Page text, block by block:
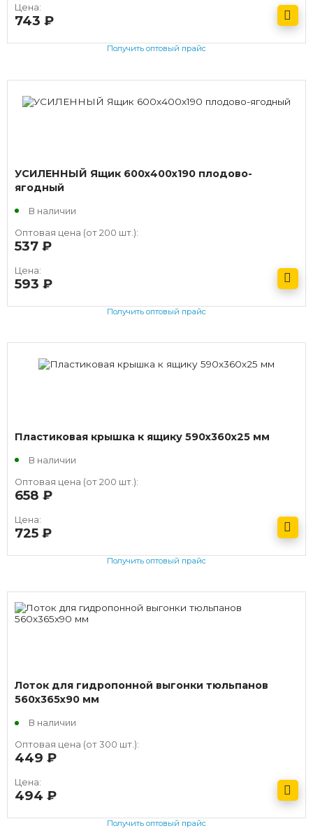
Цена:
743
Получить оптовый прайс
УСИЛЕННЫЙ Ящик 600х400х190 плодово-
ягодный
В наличии
Оптовая цена (от 200 шт.):
537
Цена:
593
Получить оптовый прайс
Пластиковая крышка к ящику 590х360х25 мм
В наличии
Оптовая цена (от 200 шт.):
658
Цена:
725
Получить оптовый прайс
Лоток для гидропонной выгонки тюльпанов
560х365х90 мм
В наличии
Оптовая цена (от 300 шт.):
449
Цена:
494
Получить оптовый прайс